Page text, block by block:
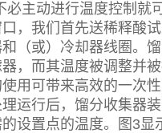
必主动进行温度控制就
，我们首先送稀释酸
（或）冷却器线圈。
，而其温度被调整并
用可带来高效的一次
运行后，馏分收集器
的设置点的温度。图3